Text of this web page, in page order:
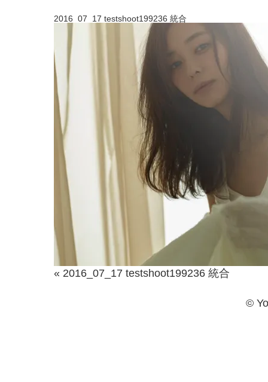
2016_07_17 testshoot199236 統合
« 2016_07_17 testshoot199236 統合
©